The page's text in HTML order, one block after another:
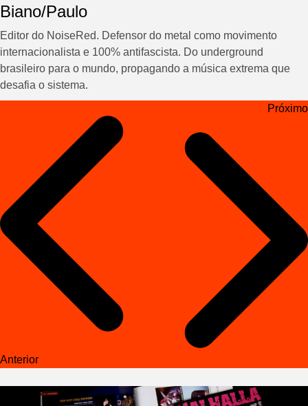
Biano/Paulo
Editor do NoiseRed. Defensor do metal como movimento
internacionalista e 100% antifascista. Do underground
brasileiro para o mundo, propagando a música extrema que
desafia o sistema.
Navegação
Anterior
Próximo